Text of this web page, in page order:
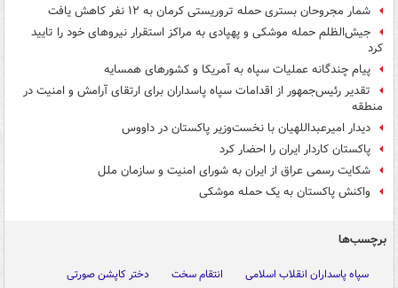
شمار مجروحان بستری حمله تروریستی کرمان به ۱۲ نفر کاهش یافت
جیش‌الظلم حمله موشکی و پهپادی به مراکز استقرار نیروهای خود را تایید
کرد
پیام چندگانه عملیات سپاه به آمریکا و کشورهای همسایه
تقدیر رئیس‌جمهور از اقدامات سپاه پاسداران برای ارتقای آرامش و امنیت در
منطقه
دیدار امیرعبداللهیان با نخست‌وزیر پاکستان در داووس
پاکستان کاردار ایران را احضار کرد
شکایت رسمی عراق از ایران به شورای امنیت و سازمان ملل
واکنش پاکستان به یک حمله موشکی
برچسب‌ها
سپاه پاسداران انقلاب اسلامی انتقام سخت دختر کاپشن صورتی